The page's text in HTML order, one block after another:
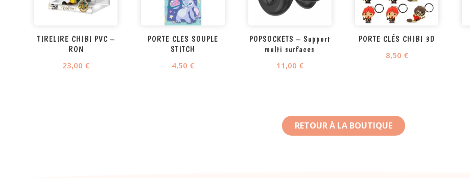
TIRELIRE CHIBI PVC –
RON
23,00 €
PORTE CLES SOUPLE
STITCH
4,50 €
POPSOCKETS – Support
multi surfaces
11,00 €
PORTE CLÉS CHIBI 3D
8,50 €
RETOUR À LA BOUTIQUE